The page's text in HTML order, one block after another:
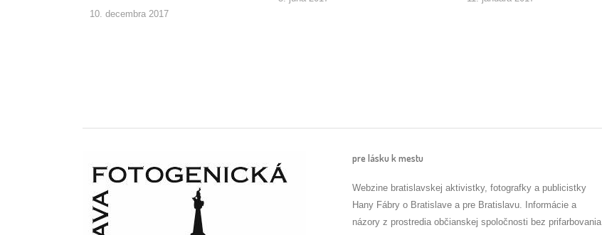
10. decembra 2017
pre lásku k mestu
Webzine bratislavskej aktivistky, fotografky a publicistky
Hany Fábry o Bratislave a pre Bratislavu. Informácie a
názory z prostredia občianskej spoločnosti bez prifarbovania